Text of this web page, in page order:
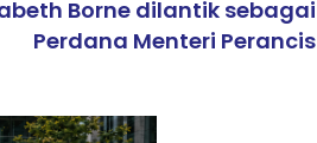
Borne dilantik sebagai
Perdana Menteri Perancis